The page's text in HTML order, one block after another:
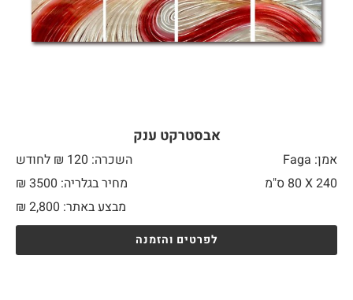
אבסטרקט ענק
אמן: Faga
השכרה: 120 ₪ לחודש
240 X
מחיר בגלריה: 3500 ₪
מבצע באתר:
₪ 2,800
לפרטים והזמנה